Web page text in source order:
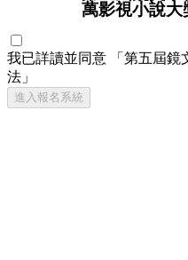
我已詳讀並同意
「第五屆
法」
進入報名系統